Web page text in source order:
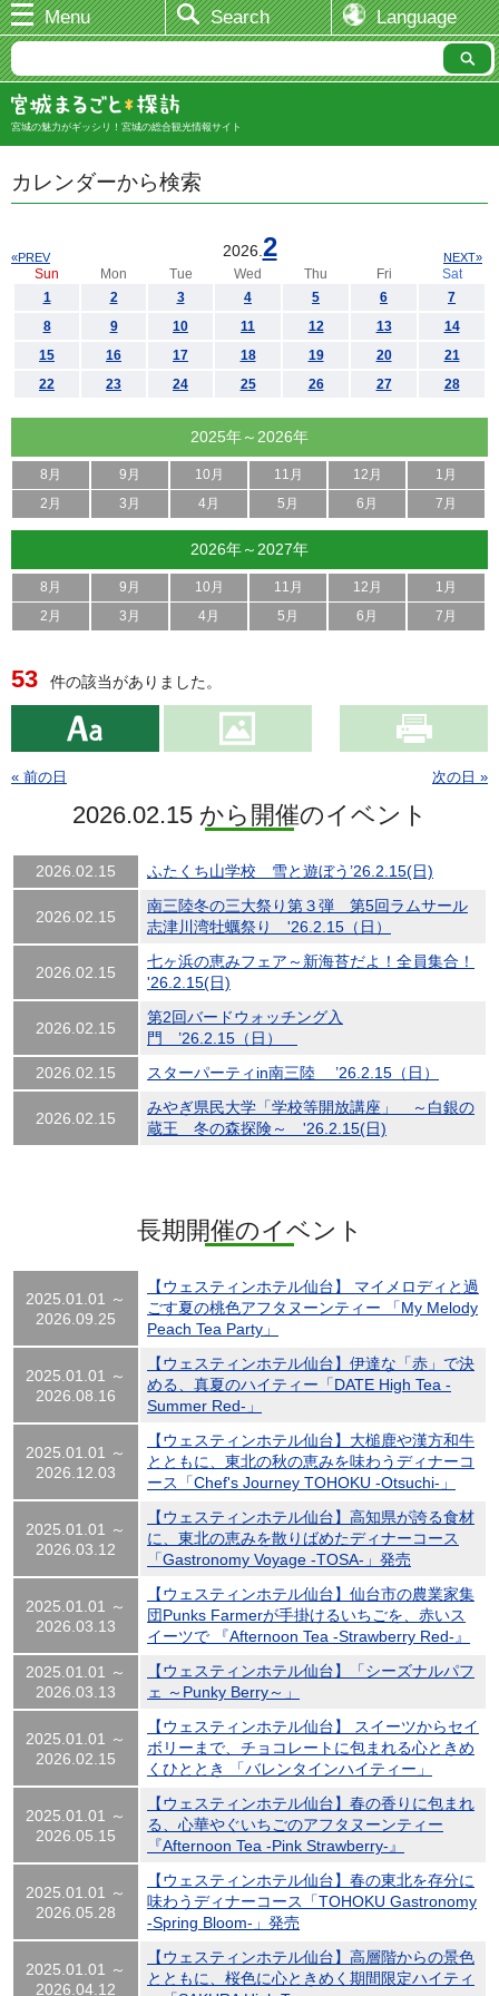
Menu Search Language
宮城の魅力がギッシリ！宮城の総合観光情報サイト
カレンダーから検索
2026. 2
«PREV NEXT»
Sun Mon Tue Wed Thu Fri
Sat
1
2 3 4 5 6
7
8
9 10 11 12 13
14
15
16 17 18 19 20
21
22
23 24 25 26 27 28
2025年～2026年
8月 9月 10月 11月 12月
1月
2月
3月 4月 5月 6月 7月
2026年～2027年
8月 9月 10月 11月 12月
1月
2月
3月 4月 5月 6月 7月
53 件の該当がありました。
« 前の日 次の日 »
2026.02.15 から開催のイベント
2026.02.15 ふたくち山学校 雪と遊ぼう’26.2.15(日)
2026.02.15
南三陸冬の三大祭り第３弾 第5回ラムサール
志津川湾牡蠣祭り '26.2.15（日）
2026.02.15
七ヶ浜の恵みフェア～新海苔だよ！全員集合！
'26.2.15(日)
2026.02.15
第2回バードウォッチング入
門 ’26.2.15（日）
2026.02.15
スターパーティin南三陸 ’26.2.15（日）
2026.02.15
みやぎ県民大学「学校等開放講座」 ～白銀の
蔵王 冬の森探険～ '26.2.15(日)
長期開催のイベント
2025.01.01 ～
2026.09.25
【ウェスティンホテル仙台】 マイメロディと過
ごす夏の桃色アフタヌーンティー 「My Melody
Peach Tea Party」
2025.01.01 ～
2026.08.16
【ウェスティンホテル仙台】伊達な「赤」で決
める、真夏のハイティー「DATE High Tea -
Summer Red-」
2025.01.01 ～
2026.12.03
【ウェスティンホテル仙台】大槌鹿や漢方和牛
とともに、東北の秋の恵みを味わうディナーコ
ース「Chef's Journey TOHOKU -Otsuchi-」
2025.01.01 ～
2026.03.12
【ウェスティンホテル仙台】高知県が誇る食材
に、東北の恵みを散りばめたディナーコース
「Gastronomy Voyage -TOSA-」発売
2025.01.01 ～
2026.03.13
【ウェスティンホテル仙台】仙台市の農業家集
団Punks Farmerが手掛けるいちごを、赤いス
イーツで 『Afternoon Tea -Strawberry Red-』
2025.01.01 ～
2026.03.13
【ウェスティンホテル仙台】「シーズナルパフ
ェ ～Punky Berry～」
2025.01.01 ～
2026.02.15
【ウェスティンホテル仙台】 スイーツからセイ
ボリーまで、チョコレートに包まれる心ときめ
くひととき 「バレンタインハイティー」
2025.01.01 ～
2026.05.15
【ウェスティンホテル仙台】春の香りに包まれ
る、心華やぐいちごのアフタヌーンティー
『Afternoon Tea -Pink Strawberry-』
2025.01.01 ～
2026.05.28
【ウェスティンホテル仙台】春の東北を存分に
味わうディナーコース「TOHOKU Gastronomy
-Spring Bloom-」発売
2025.01.01 ～
2026.04.12
【ウェスティンホテル仙台】高層階からの景色
とともに、桜色に心ときめく期間限定ハイティ